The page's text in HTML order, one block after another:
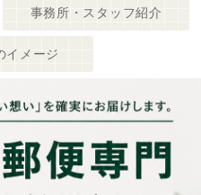
事務所・スタッフ紹介
イメージ